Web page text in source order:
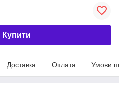
Купити
Доставка Оплата Умови